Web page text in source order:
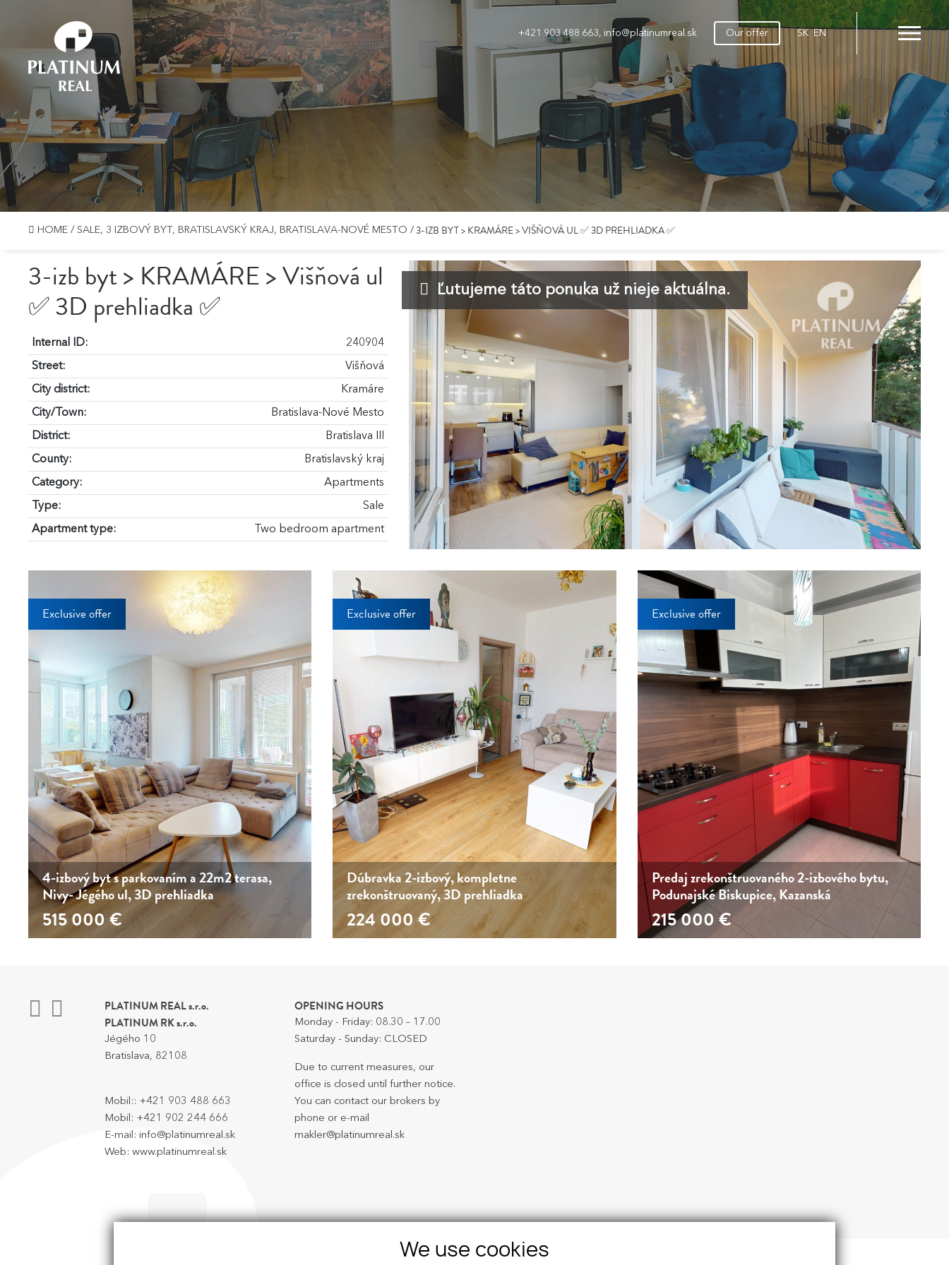
+421 903 488 663, info@platinumreal.sk Our offer SK EN
HOME / SALE, 3 IZBOVÝ BYT, BRATISLAVSKÝ KRAJ, BRATISLAVA-NOVÉ MESTO / 3-IZB BYT > KRAMÁRE > VIŠŇOVÁ UL ✅ 3D PREHLIADKA ✅
3-izb byt > KRAMÁRE > Višňová ul
✅ 3D prehliadka ✅
Internal ID: 240904
Street: Višňová
City district: Kramáre
City/Town: Bratislava-Nové Mesto
District: Bratislava III
County: Bratislavský kraj
Category: Apartments
Type: Sale
Apartment type: Two bedroom apartment
Ľutujeme táto ponuka už nieje aktuálna.
Exclusive offer
4-izbový byt s parkovaním a 22m2 terasa,
Nivy- Jégého ul, 3D prehliadka
515 000€
Exclusive offer
Dúbravka 2-izbový, kompletne
zrekonštruovaný, 3D prehliadka
224 000€
Exclusive offer
Predaj zrekonštruovaného 2-izbového bytu,
Podunajské Biskupice, Kazanská
215 000 €
PLATINUM REAL s.r.o.
PLATINUM RK s.r.o.
Jégého 10
Bratislava, 82108
Mobil:: +421 903 488 663
Mobil: +421 902 244 666
E-mail: info@platinumreal.sk
Web: www.platinumreal.sk
OPENING HOURS
Monday - Friday: 08.30 – 17.00
Saturday - Sunday: CLOSED
Due to current measures, our
office is closed until further notice.
You can contact our brokers by
phone or e-mail
makler@platinumreal.sk
We use cookies